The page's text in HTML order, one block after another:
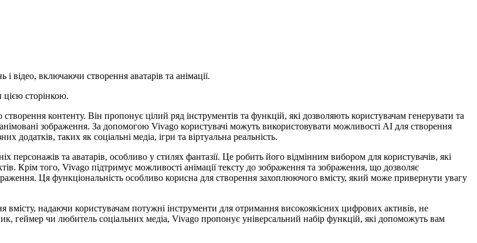
відео, включаючи створення аватарів та анімації.
цією сторінкою.
контенту. Він пропонує цілий ряд інструментів та функцій, які дозволяють користувачам генерувати та
зображення. За допомогою Vivago користувачі можуть використовувати можливості AI для створення
таких як соціальні медіа, ігри та віртуальна реальність.
та аватарів, особливо у стилях фантазії. Це робить його відмінним вибором для користувачів, які
Крім того, Vivago підтримує можливості анімації тексту до зображення та зображення, що дозволяє
Ця функціональність особливо корисна для створення захоплюючого вмісту, який може привернути увагу
надаючи користувачам потужні інструменти для отримання високоякісних цифрових активів, не
геймер чи любитель соціальних медіа, Vivago пропонує універсальний набір функцій, які допоможуть вам